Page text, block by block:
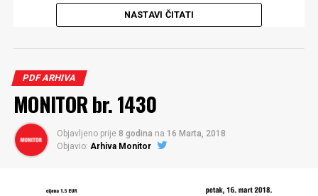
NASTAVI ČITATI
PDF ARHIVA
MONITOR br. 1430
Objavljeno prije 8 godina na 16 Marta, 2018
Objavio: Arhiva Monitor